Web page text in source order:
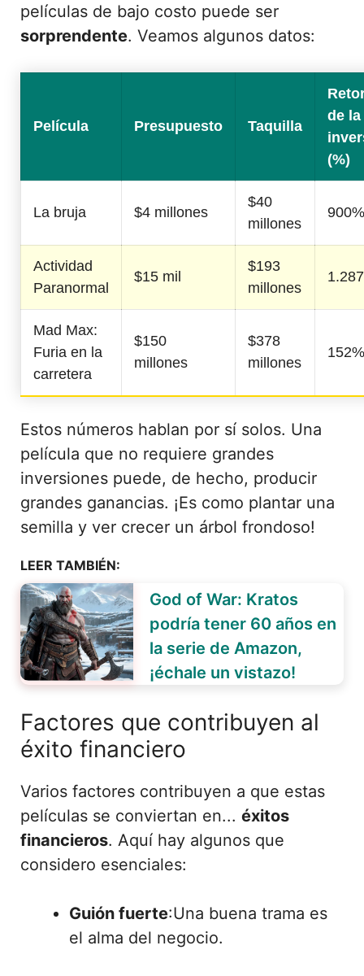
películas de bajo costo puede ser
sorprendente. Veamos algunos datos:
Película Presupuesto Taquilla
de la
(%)
La bruja $4 millones
$40
millones
900%
Actividad
Paranormal
$15 mil
$193
millones
Mad Max:
Furia en la
carretera
$150
millones
$378
millones
152%
Estos números hablan por sí solos. Una
película que no requiere grandes
inversiones puede, de hecho, producir
grandes ganancias. ¡Es como plantar una
semilla y ver crecer un árbol frondoso!
LEER TAMBIÉN:
God of War: Kratos
podría tener 60 años en
la serie de Amazon,
¡échale un vistazo!
Factores que contribuyen al
éxito financiero
Varios factores contribuyen a que estas
películas se conviertan en... éxitos
financieros. Aquí hay algunos que
considero esenciales:
Guión fuerte:Una buena trama es
el alma del negocio.